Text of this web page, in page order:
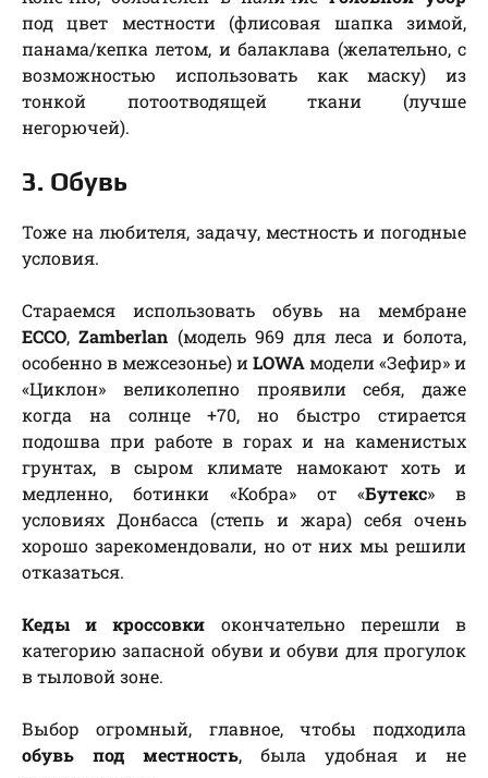
под цвет местности (флисовая шапка зимой,
панама/кепка летом, и балаклава (желательно, с
возможностью использовать как маску) из
тонкой потоотводящей ткани (лучше
негорючей).
3. Обувь
Тоже на любителя, задачу, местность и погодные
условия.
Стараемся использовать обувь на мембране
ECCO,Zamberlan (модель 969 для леса и болота,
особенно в межсезонье) и LOWAмодели «Зефир» и
«Циклон» великолепно проявили себя, даже
когда на солнце +70, но быстро стирается
подошва при работе в горах и на каменистых
грунтах, в сыром климате намокают хоть и
медленно, ботинки «Кобра» от «Бутекс» в
условиях Донбасса (степь и жара) себя очень
хорошо зарекомендовали, но от них мы решили
отказаться.
Кеды и кроссовки окончательно перешли в
категорию запасной обуви и обуви для прогулок
в тыловой зоне.
Выбор огромный, главное, чтобы подходила
обувь под местность, была удобная и не